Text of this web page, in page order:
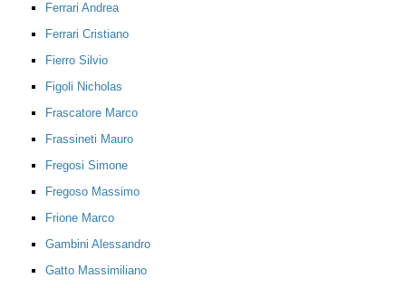
Ferrari Andrea
Ferrari Cristiano
Fierro Silvio
Figoli Nicholas
Frascatore Marco
Frassineti Mauro
Fregosi Simone
Fregoso Massimo
Frione Marco
Gambini Alessandro
Gatto Massimiliano